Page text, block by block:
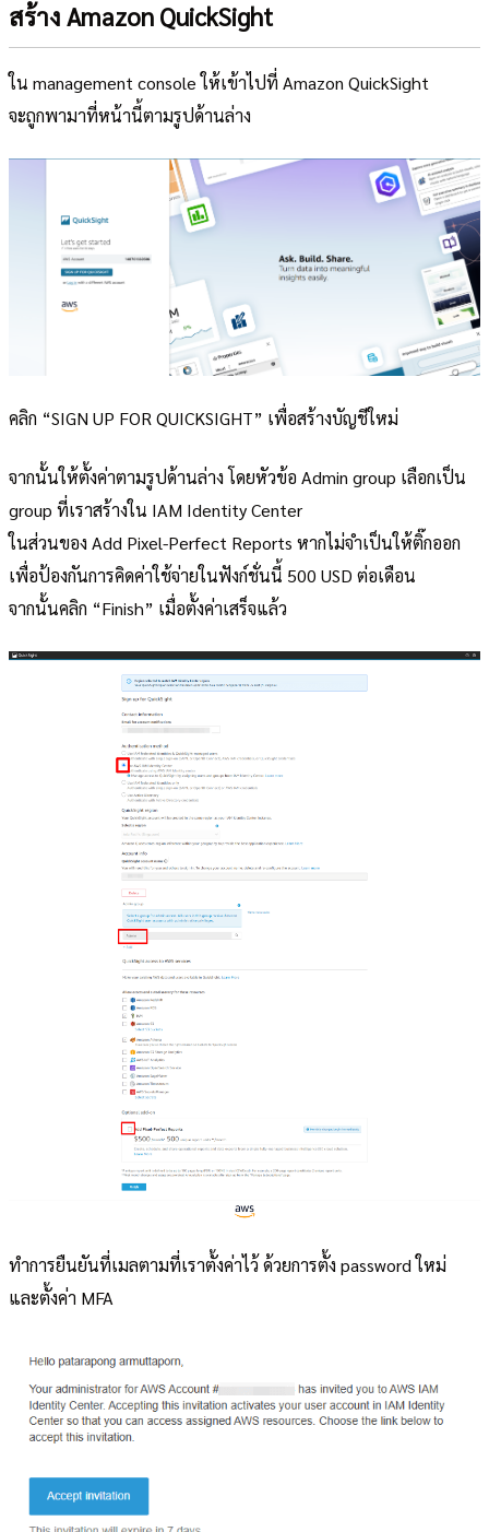
สร้าง Amazon QuickSight
ใน management console ให้เข้าไปที่ Amazon QuickSight
จะถูกพามาที่หน้านี้ตามรูปด้านล่าง
คลิก “SIGN UP FOR QUICKSIGHT” เพื่อสร้างบัญชีใหม่
จากนั้นให้ตั้งค่าตามรูปด้านล่าง โดยหัวข้อ Admin group เลือกเป็น
group ที่เราสร้างใน IAM Identity Center
ในส่วนของ Add Pixel-Perfect Reports หากไม่จำเป็นให้ติ๊กออก
เพื่อป้องกันการคิดค่าใช้จ่ายในฟังก์ชั่นนี้ 500 USD ต่อเดือน
จากนั้นคลิก “Finish” เมื่อตั้งค่าเสร็จแล้ว
ทำการยืนยันที่เมลตามที่เราตั้งค่าไว้ ด้วยการตั้ง password ใหม่
และตั้งค่า MFA